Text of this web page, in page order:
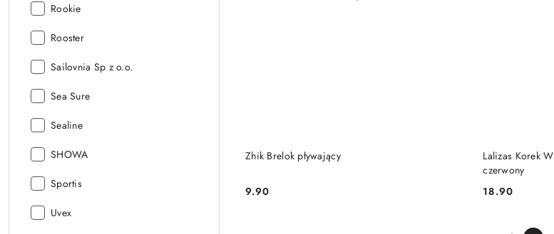
Producent:
Rookie
Producent:
Rooster
Producent:
Sailovnia Sp z o.o.
Producent:
Sea Sure
Producent:
Sealine
Producent:
SHOWA
Producent:
Sportis
Producent:
Uvex
Zhik Brelok pływający
Cena:
9.90
Lalizas Korek
czerwony
Cena:
18.90